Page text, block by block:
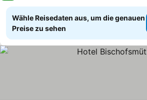
Wähle Reisedaten aus, um die genauen
Preise zu sehen